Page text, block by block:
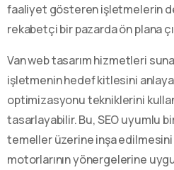
faaliyet gösteren işletmelerin
rekabetçi bir pazarda ön plana
Van web tasarım hizmetleri
işletmenin hedef kitlesini
optimizasyonu tekniklerini
tasarlayabilir. Bu, SEO uyumlu
temeller üzerine inşa
motorlarının yönergelerine